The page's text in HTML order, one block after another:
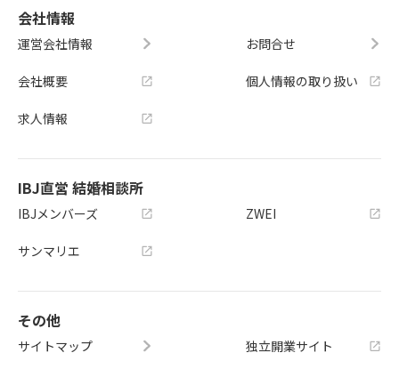
会社情報
運営会社情報
会社概要
求人情報
お問合せ
個人情報の取り扱い
IBJ直営 結婚相談所
IBJメンバーズ
サンマリエ
ZWEI
その他
サイトマップ
独立開業サイト